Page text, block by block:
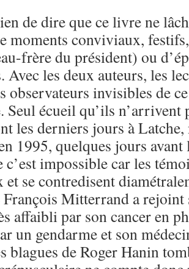
de dire que ce livre ne
moments conviviaux,
frère du président) ou
Avec les deux auteurs, les
observateurs invisibles de
Seul écueil qu’ils n’arrivent
les derniers jours à
1995, quelques jours avant
c’est impossible car les
se contredisent
Mitterrand a rejoint
affaibli par son cancer en
un gendarme et son
blagues de Roger Hanin